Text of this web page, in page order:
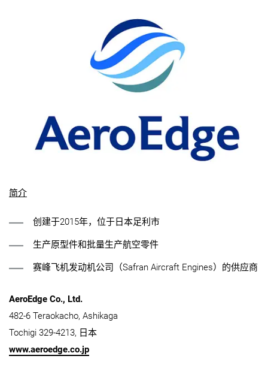
简介
创建于2015年，位于日本足利市
生产原型件和批量生产航空零件
赛峰飞机发动机公司（Safran Aircraft Engines）的供应商
AeroEdge Co., Ltd.
482-6 Teraokacho, Ashikaga
Tochigi 329-4213, 日本
www.aeroedge.co.jp